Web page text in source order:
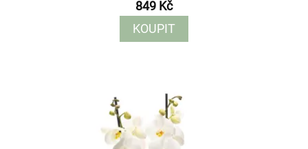
849 Kč
KOUPIT